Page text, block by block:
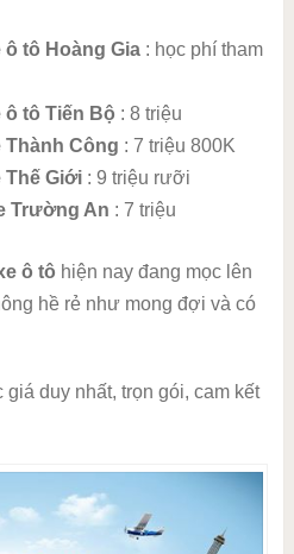
ô tô Hoàng Gia: học phí tham
ô tô Tiến Bộ : 8 triệu
Thành Công : 7 triệu 800K
Thế Giới: 9 triệu rưỡi
Trường An : 7 triệu
ô tô hiện nay đang mọc lên
hề rẻ như mong đợi và có
duy nhất, trọn gói, cam kết